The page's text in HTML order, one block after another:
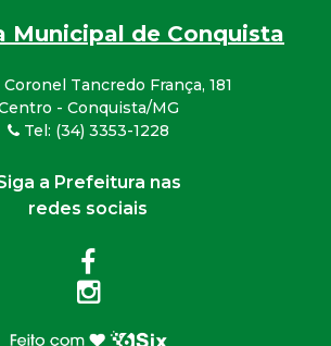
Municipal de Conquista
Coronel Tancredo França, 181
- Conquista/MG
Tel: (34) 3353-1228
a Prefeitura nas
redes sociais